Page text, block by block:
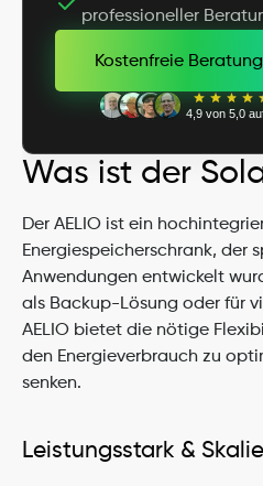
professioneller
Kostenfreie Beratung
4,9 von 5,0
Was ist der
Der AELIO ist ein
Energiespeicherschrank, der
Anwendungen entwickelt
als Backup-Lösung oder für
AELIO bietet die nötige
den Energieverbrauch zu
senken.
Leistungsstark &